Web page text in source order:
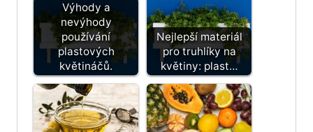
Výhody a
nevýhody
používání
plastových
květináčů.
Nejlepší materiál
pro truhlíky na
květiny: plast…